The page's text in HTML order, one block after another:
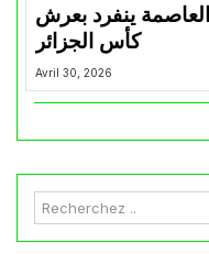
العاصمة ينفرد بعرش
كأس الجزائر
Avril 30, 2026